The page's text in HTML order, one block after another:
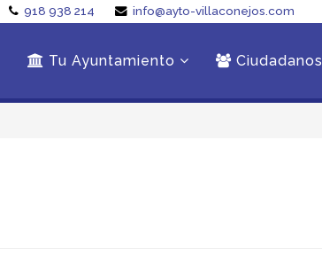
918 938 214 info@ayto-villaconejos.com
Tu Ayuntamiento Ciudadanos